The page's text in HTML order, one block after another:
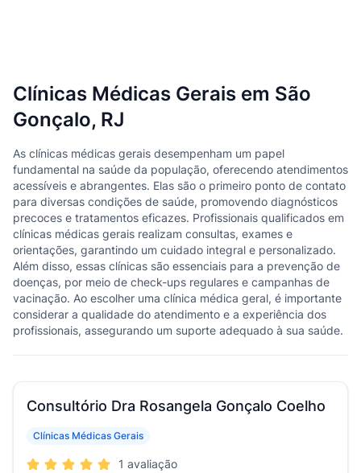
Clínicas Médicas Gerais em São
Gonçalo, RJ
As clínicas médicas gerais desempenham um papel
fundamental na saúde da população, oferecendo atendimentos
acessíveis e abrangentes. Elas são o primeiro ponto de contato
para diversas condições de saúde, promovendo diagnósticos
precoces e tratamentos eficazes. Profissionais qualificados em
clínicas médicas gerais realizam consultas, exames e
orientações, garantindo um cuidado integral e personalizado.
Além disso, essas clínicas são essenciais para a prevenção de
doenças, por meio de check-ups regulares e campanhas de
vacinação. Ao escolher uma clínica médica geral, é importante
considerar a qualidade do atendimento e a experiência dos
profissionais, assegurando um suporte adequado à sua saúde.
Consultório Dra Rosangela Gonçalo Coelho
Clínicas Médicas Gerais
1 avaliação